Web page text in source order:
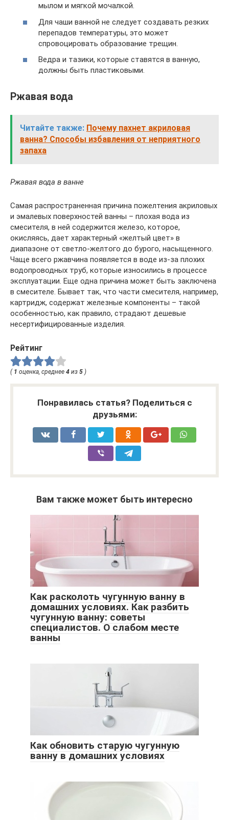
мылом и мягкой мочалкой.
Для чаши ванной не следует создавать резких
перепадов температуры, это может
спровоцировать образование трещин.
Ведра и тазики, которые ставятся в ванную,
должны быть пластиковыми.
Ржавая вода
Читайте также: Почему пахнет акриловая
ванна? Способы избавления от неприятного
запаха
Ржавая вода в ванне
Самая распространенная причина пожелтения акриловых
и эмалевых поверхностей ванны – плохая вода из
смесителя, в ней содержится железо, которое,
окисляясь, дает характерный «желтый цвет» в
диапазоне от светло-желтого до бурого, насыщенного.
Чаще всего ржавчина появляется в воде из-за плохих
водопроводных труб, которые износились в процессе
эксплуатации. Еще одна причина может быть заключена
в смесителе. Бывает так, что части смесителя, например,
картридж, содержат железные компоненты – такой
особенностью, как правило, страдают дешевые
несертифицированные изделия.
Рейтинг
( 1 оценка, среднее 4 из 5 )
Понравилась статья? Поделиться с
друзьями:
Вам также может быть интересно
Как расколоть чугунную ванну в
домашних условиях. Как разбить
чугунную ванну: советы
специалистов. О слабом месте
ванны
Как обновить старую чугунную
ванну в домашних условиях